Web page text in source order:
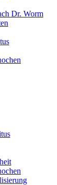
Dr. Worm